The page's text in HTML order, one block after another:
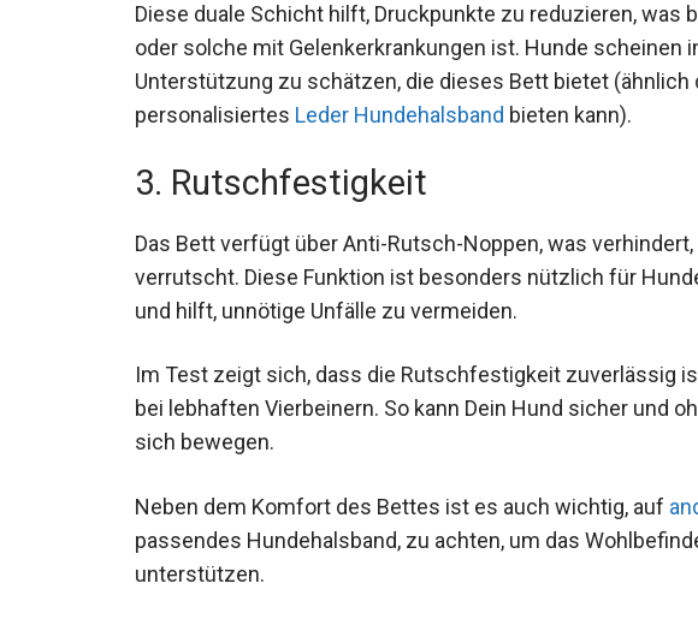
Diese duale Schicht hilft, Druckpunkte zu reduzieren, was
oder solche mit Gelenkerkrankungen ist. Hunde scheinen
Unterstützung zu schätzen, die dieses Bett bietet (ähnlich
personalisiertes Leder Hundehalsband bieten kann).
3. Rutschfestigkeit
Das Bett verfügt über Anti-Rutsch-Noppen, was
verrutscht. Diese Funktion ist besonders nützlich für
und hilft, unnötige Unfälle zu vermeiden.
Im Test zeigt sich, dass die Rutschfestigkeit zuverlässig
bei lebhaften Vierbeinern. So kann Dein Hund sicher und
sich bewegen.
Neben dem Komfort des Bettes ist es auch wichtig, auf
passendes Hundehalsband, zu achten, um das
unterstützen.